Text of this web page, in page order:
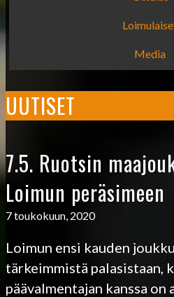
Media
UUTISET
7.5. Ruotsin
Loimun peräsimeen
7 toukokuun, 2020
Loimun ensi kauden
tärkeimmistä palasistaan,
päävalmentajan kanssa